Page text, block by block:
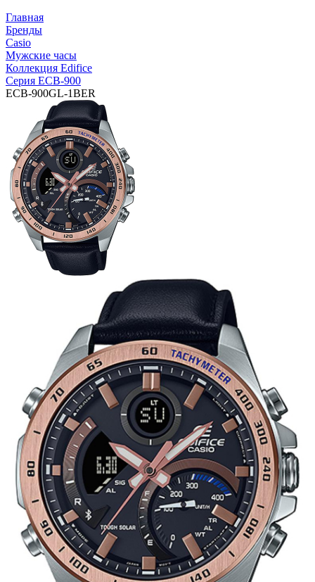
Главная
Бренды
Casio
Мужские часы
Коллекция Edifice
Серия ECB-900
ECB-900GL-1BER